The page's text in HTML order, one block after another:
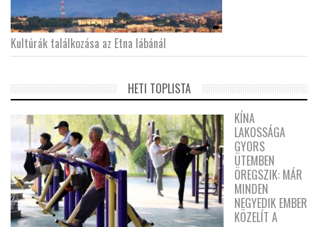
Kultúrák találkozása az Etna lábánál
HETI TOPLISTA
KÍNA
LAKOSSÁGA
GYORS
ÜTEMBEN
ÖREGSZIK: MÁR
MINDEN
NEGYEDIK EMBER
KÖZELÍT A